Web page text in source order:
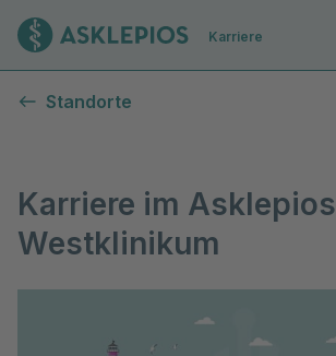
Zur Startseite
Karriere
Standorte
Karriere im Asklepios
Westklinikum